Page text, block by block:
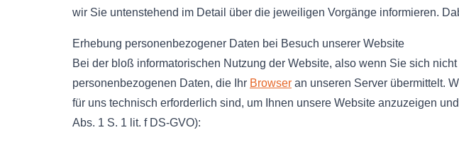
wir Sie untenstehend im Detail über die jeweiligen Vorgänge informieren.
Erhebung personenbezogener Daten bei Besuch unserer Website
Bei der bloß informatorischen Nutzung der Website, also wenn Sie sich
personenbezogenen Daten, die Ihr Browser an unseren Server übermittelt.
für uns technisch erforderlich sind, um Ihnen unsere Website anzuzeigen
Abs. 1 S. 1 lit. f DS-GVO):